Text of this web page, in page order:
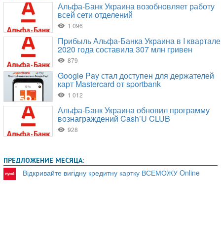
ПРЕДЛОЖЕНИЕ МЕСЯЦА:
Відкривайте вигідну кредитну картку ВСЕМОЖУ Online